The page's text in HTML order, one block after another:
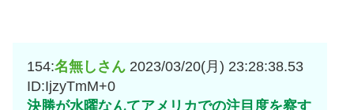
154:名無しさん 2023/03/20(月) 23:28:38.53
ID:IjzyTmM+0
決勝が水曜なんてアメリカでの注目度を察す